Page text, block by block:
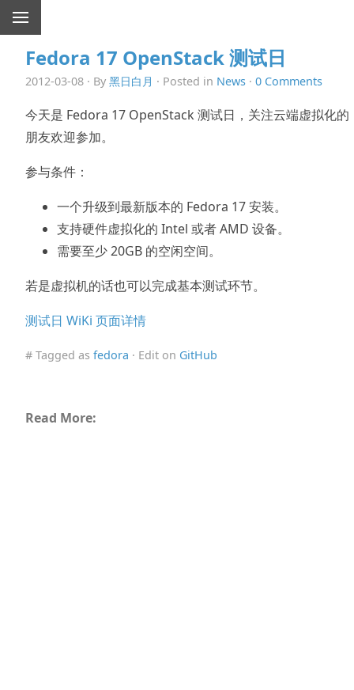
Fedora 17 OpenStack 测试日
2012-03-08 · By 黑日白月 · Posted in News · 0 Comments
今天是 Fedora 17 OpenStack 测试日，关注云端虚拟化的
朋友欢迎参加。
参与条件：
一个升级到最新版本的 Fedora 17 安装。
支持硬件虚拟化的 Intel 或者 AMD 设备。
需要至少 20GB 的空闲空间。
若是虚拟机的话也可以完成基本测试环节。
测试日 WiKi 页面详情
# Tagged as fedora · Edit on GitHub
Read More: